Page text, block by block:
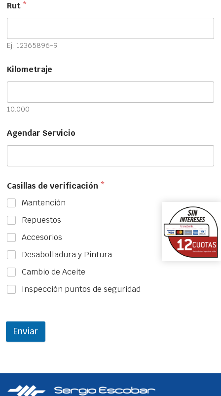
Rut*
Ej: 12365896-9
Kilometraje
10.000
Agendar Servicio
Casillas de verificación *
Mantención
Repuestos
Accesorios
Desabolladura y Pintura
Cambio de Aceite
Inspección puntos de seguridad
Enviar